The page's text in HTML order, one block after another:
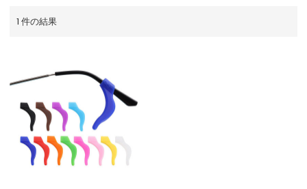
1 件の結果